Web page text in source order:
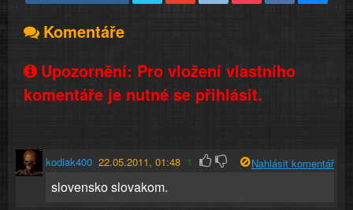
Komentáře
Upozornění: Pro vložení vlastního
komentáře je nutné se přihlásit.
kodiak400 22.05.2011, 01:48 1 Nahlásit komentář
slovensko slovakom.